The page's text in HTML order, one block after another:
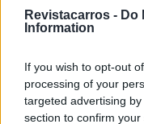
Revistacarros - Do
Information
If you wish to opt-out
processing of your
targeted advertising
section to confirm
Tags: Brabus